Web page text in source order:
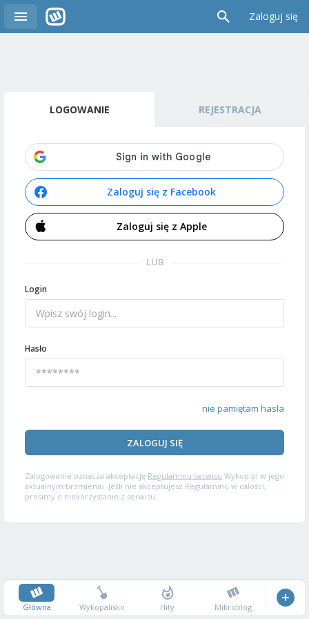
Zaloguj się
LOGOWANIE REJESTRACJA
Zaloguj się z Facebook
Zaloguj się z Apple
LUB
Login
Hasło
nie pamiętam hasła
ZALOGUJ SIĘ
Zalogowanie oznacza akceptację Regulaminu serwisu Wykop.pl w jego
aktualnym brzmieniu. Jeśli nie akceptujesz Regulaminu w całości,
prosimy o niekorzystanie z serwisu.
Główna Wykopalisko Hity Mikroblog